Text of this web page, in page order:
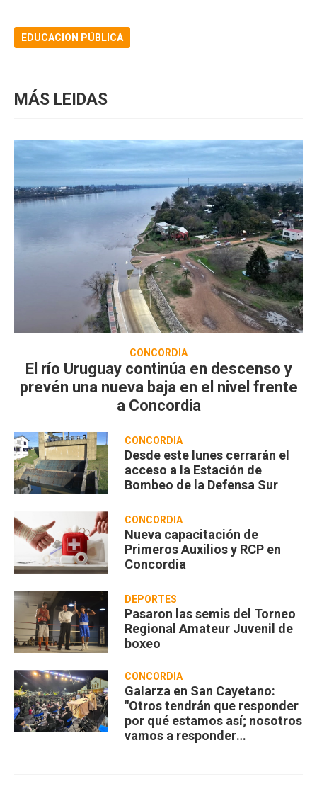
EDUCACION PÚBLICA
MÁS LEIDAS
CONCORDIA
El río Uruguay continúa en descenso y
prevén una nueva baja en el nivel frente
a Concordia
CONCORDIA
Desde este lunes cerrarán el
acceso a la Estación de
Bombeo de la Defensa Sur
CONCORDIA
Nueva capacitación de
Primeros Auxilios y RCP en
Concordia
DEPORTES
Pasaron las semis del Torneo
Regional Amateur Juvenil de
boxeo
CONCORDIA
Galarza en San Cayetano:
"Otros tendrán que responder
por qué estamos así; nosotros
vamos a responder